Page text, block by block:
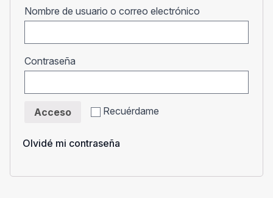
Nombre de usuario o correo electrónico
Contraseña
Recuérdame
Acceso
Olvidé mi contraseña